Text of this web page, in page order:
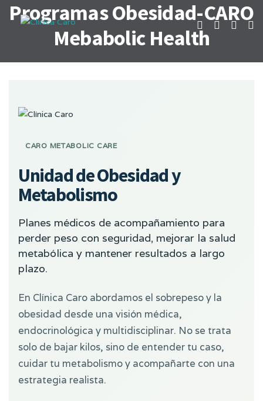
Programas Obesidad-CARO
Mebabolic Health
CARO METABOLIC CARE
Unidad de Obesidad y
Metabolismo
Planes médicos de acompañamiento para
perder peso con seguridad, mejorar la salud
metabólica y mantener resultados a largo
plazo.
En Clínica Caro abordamos el sobrepeso y la
obesidad desde una visión médica,
endocrinológica y multidisciplinar. No se trata
solo de bajar kilos, sino de entender tu caso,
cuidar tu metabolismo y acompañarte con una
estrategia realista.